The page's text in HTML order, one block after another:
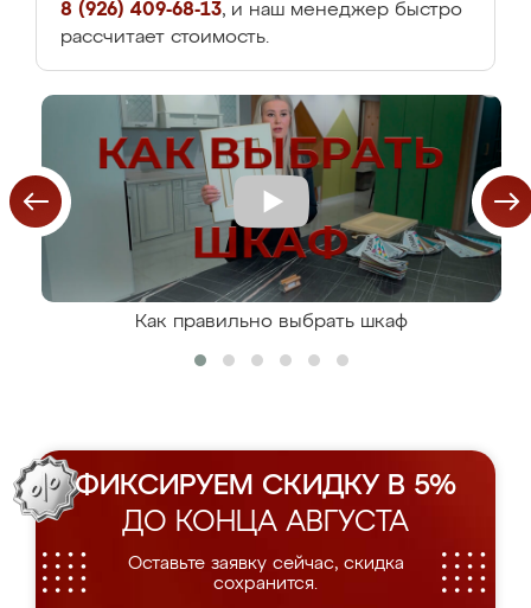
8 (926) 409-68-13, и наш менеджер быстро
рассчитает стоимость.
Как правильно выбрать шкаф
ФИКСИРУЕМ СКИДКУ В 5%
ДО КОНЦА АВГУСТА
Оставьте заявку сейчас, скидка
сохранится.